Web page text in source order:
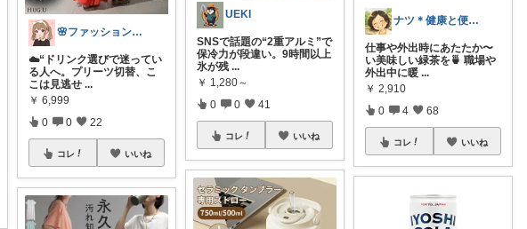
🌸ファッションハナコの可愛さラボ🌸
☁️“ドリンク選びで迷ってい
る人へ。プリーツ切替、こ
こは見逃せ ...
￥ 6,999
0 0 22
コレ いいね
UEKI
SNSで話題の“2重アルミ”で
保冷力が段違い。9時間以上
氷が残 ...
￥ 1,280～
0 0 41
コレ いいね
ナツ＊健康と便利グッズが好きな主婦🌸
仕事や外出時にあたたか〜
い美味しい緑茶を🍵 職場や
外出中に暖 ...
￥ 2,910
0 4 68
コレ いいね